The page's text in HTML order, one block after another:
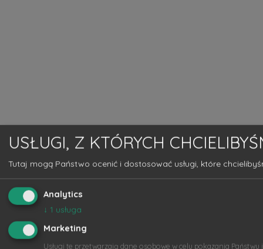
USŁUGI, Z KTÓRYCH
Tutaj mogą Państwo ocenić i dostosować usługi, które
Analytics
↓ 1 usługa
Marketing
Usługi te przetwarzają dane osobowe w celu pokazania